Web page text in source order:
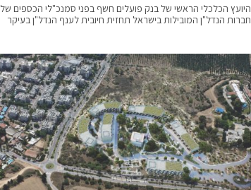
היועץ הכלכלי הראשי של בנק פועלים חשף בפני סמנכ"לי הכספים של
חברות הנדל"ן המובילות בישראל תחזית חיובית לענף הנדל"ן בעיקר